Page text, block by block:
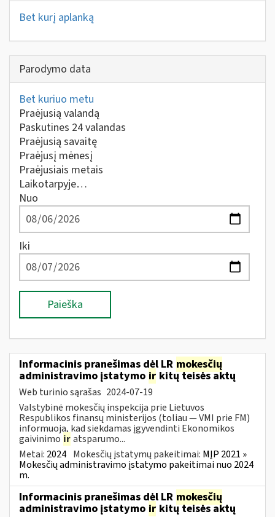
Bet kurį aplanką
Parodymo data
Bet kuriuo metu
Praėjusią valandą
Paskutines 24 valandas
Praėjusią savaitę
Praėjusį mėnesį
Praėjusiais metais
Laikotarpyje…
Nuo
Iki
Paieška
Informacinis pranešimas dėl LR mokesčių
administravimo įstatymo ir kitų teisės aktų
Web turinio sąrašas 2024-07-19
Valstybinė mokesčių inspekcija prie Lietuvos
Respublikos finansų ministerijos (toliau — VMI prie FM)
informuoja, kad siekdamas įgyvendinti Ekonomikos
gaivinimo iratsparumo...
Metai: 2024 Mokesčių įstatymų pakeitimai: MĮP 2021 »
Mokesčių administravimo įstatymo pakeitimai nuo 2024
m.
Informacinis pranešimas dėl LR mokesčių
administravimo įstatymo ir kitų teisės aktų